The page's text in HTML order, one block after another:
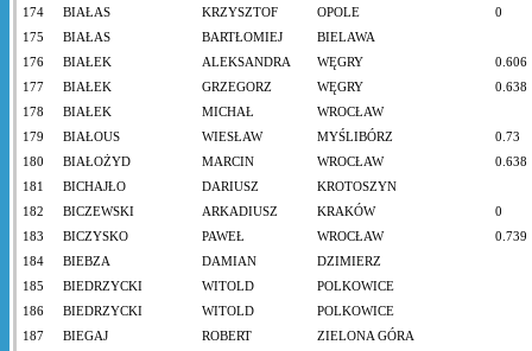
174
BIAŁAS KRZYSZTOF OPOLE
0
175
BIAŁAS BARTŁOMIEJ
BIELAWA
176
BIAŁEK ALEKSANDRA WĘGRY
0.606
177
BIAŁEK GRZEGORZ WĘGRY
0.638
178
BIAŁEK MICHAŁ
WROCŁAW
179
BIAŁOUS WIESŁAW MYŚLIBÓRZ
0.73
180
BIAŁOŻYD MARCIN WROCŁAW
0.638
181
BICHAJŁO DARIUSZ
KROTOSZYN
182
BICZEWSKI ARKADIUSZ KRAKÓW
0
183
BICZYSKO PAWEŁ WROCŁAW
0.739
184
BIEBZA DAMIAN
DZIMIERZ
185
BIEDRZYCKI WITOLD
POLKOWICE
186
BIEDRZYCKI WITOLD
POLKOWICE
187
BIEGAJ ROBERT
ZIELONA GÓRA